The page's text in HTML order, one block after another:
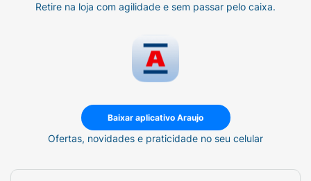
Retire na loja com agilidade e sem passar pelo caixa.
Baixar aplicativo Araujo
Ofertas, novidades e praticidade no seu celular